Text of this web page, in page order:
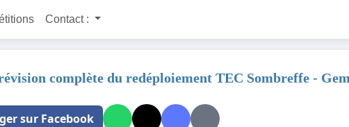
Contact :
complète du redéploiement TEC Sombreffe -
sur Facebook